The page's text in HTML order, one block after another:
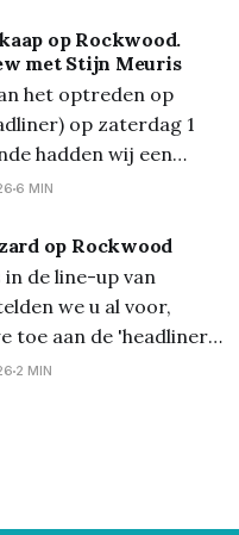
de nodige decibels
zorgden op
op Rockwood.
met Stijn Meuris
het optreden op
op zaterdag 1
hadden wij een
met de frontman van
bij Stijn thuis
de afspraak met
6 MIN
op Rockwood
in de line-up van
we u al voor,
toe aan de 'headliners'.
La Fête en Lézard.
2 MIN